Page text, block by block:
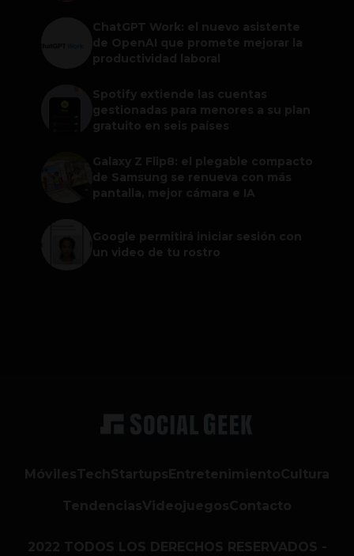
ChatGPT Work: el nuevo asistente
de OpenAI que promete mejorar la
productividad laboral
Spotify extiende las cuentas
gestionadas para menores a su plan
gratuito en seis países
Galaxy Z Flip8: el plegable compacto
de Samsung se renueva con más
pantalla, mejor cámara e IA
Google permitirá iniciar sesión con
un video de tu rostro